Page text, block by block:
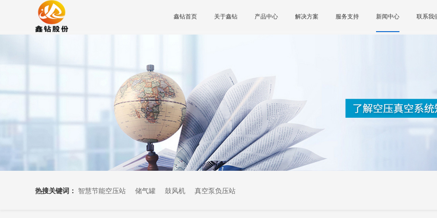
鑫钻首页 关于鑫钻 产品中心 解决方案 服务支持 新闻中心 联系我
热搜关键词： 智慧节能空压站 储气罐 鼓风机 真空泵负压站